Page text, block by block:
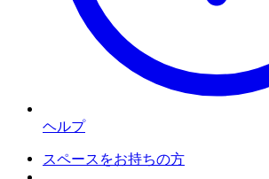
ヘルプ
スペースをお持ちの方